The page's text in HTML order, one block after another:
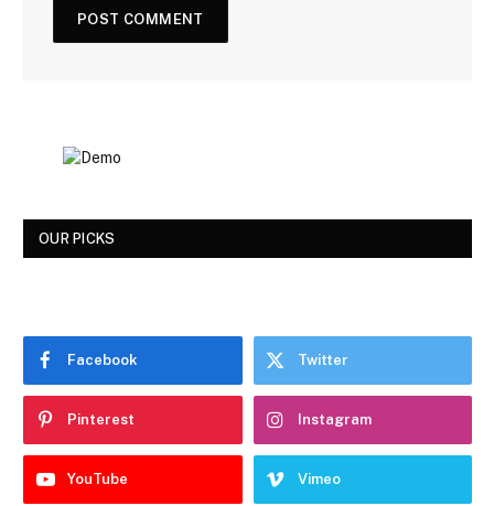
OUR PICKS
Facebook Twitter
Pinterest Instagram
YouTube Vimeo